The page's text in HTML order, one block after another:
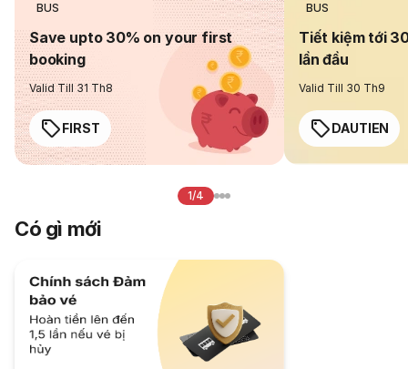
BUS
Save upto 30% on your first
booking
Valid Till 31 Th8
FIRST
BUS
Tiết kiệm tới
lần đầu
Valid Till 30 Th9
DAUTIEN
1/4
Có gì mới